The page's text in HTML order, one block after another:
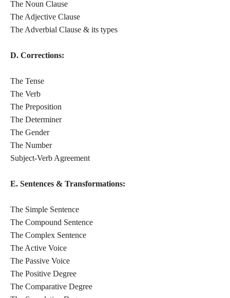
The Noun Clause
The Adjective Clause
The Adverbial Clause & its types
D. Corrections:
The Tense
The Verb
The Preposition
The Determiner
The Gender
The Number
Subject-Verb Agreement
E. Sentences & Transformations:
The Simple Sentence
The Compound Sentence
The Complex Sentence
The Active Voice
The Passive Voice
The Positive Degree
The Comparative Degree